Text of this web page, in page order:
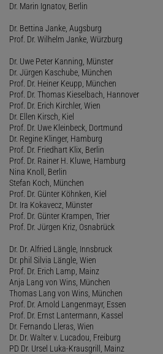
Dr. Marin Ignatov, Berlin
Dr. Bettina Janke, Augsburg
Prof. Dr. Wilhelm Janke, Würzburg
Dr. Uwe Peter Kanning, Münster
Dr. Jürgen Kaschube, München
Prof. Dr. Heiner Keupp, München
Prof. Dr. Thomas Kieselbach, Hannover
Prof. Dr. Erich Kirchler, Wien
Dr. Ellen Kirsch, Kiel
Prof. Dr. Uwe Kleinbeck, Dortmund
Dr. Regine Klinger, Hamburg
Prof. Dr. Friedhart Klix, Berlin
Prof. Dr. Rainer H. Kluwe, Hamburg
Nina Knoll, Berlin
Stefan Koch, München
Prof. Dr. Günter Köhnken, Kiel
Dr. Ira Kokavecz, Münster
Prof. Dr. Günter Krampen, Trier
Prof. Dr. Jürgen Kriz, Osnabrück
Dr. Dr. Alfried Längle, Innsbruck
Dr. phil Silvia Längle, Wien
Prof. Dr. Erich Lamp, Mainz
Anja Lang von Wins, München
Thomas Lang von Wins, München
Prof. Dr. Arnold Langenmayr, Essen
Prof. Dr. Ernst Lantermann, Kassel
Dr. Fernando Lleras, Wien
Dr. Dr. Walter v. Lucadou, Freiburg
PD Dr. Ursel Luka-Krausgrill, Mainz